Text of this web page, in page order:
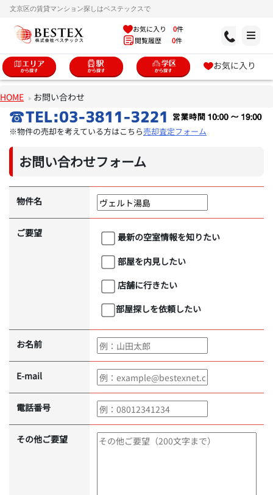
文京区の賃貸マンション探しはベステックスで
お気に入り 0件
閲覧履歴 0件
お気に入り
HOME お問い合わせ
※物件の売却を考えている方はこちら売却査定フォーム
お問い合わせフォーム
物件名
ご要望
最新の空室情報を知りたい
部屋を内見したい
店舗に行きたい
部屋探しを依頼したい
お名前
E-mail
電話番号
その他ご要望